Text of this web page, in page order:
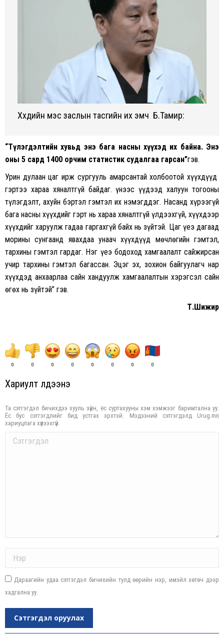
Хүүхдийн мэс заслын тасгийн их эмч Б.Тамир:
“Түлэгдэлтийн хувьд энэ бага насны хүүхэд их байна. Энэ
оны 5 сард 1400 орчим статистик судалгаа гарсан”гэв.
Урин дулаан цаг ирж сургууль амарсантай холбоотой хүүхдүүд
гэртээ хараа хяналтгүй байдаг. Үүнээс үүдээд халуун тогооны
түлэгдэлт, ахуйн бэртэл гэмтэл их нэмэгддэг. Насанд хүрээгүй
бага насны хүүхдийг гэрт нь хараа хяналтгүй үлдээхгүй, хүүхдээр
хүүхдийг харуулж гадаа гаргахгүй байх нь зүйтэй. Цаг үеэ дагаад
морины сунгаанд явахдаа унаач хүүхдүүд мөчлөгийн гэмтэл,
тархины гэмтэл гардаг. Нэг үеэ бодоход хамгаалалт сайжирсан
учир тархины гэмтэл багассан. Эцэг эх, зохион байгуулагч нар
хүүхдэд анхаарлаа сайн хандуулж хамгаалалтын хэрэгсэл сайн
өгөх нь зүйтэй” гэв.
Т.Шижир
0 0 0 0 0 0 0 0
Хариулт үлдээнэ үү
Та сэтгэгдэл бичихдээ хууль зүйн, ёс суртахууны хэм хэмжээг баримтална уу.
Ёс бус сэтгэгдлийг бид устгах эрхтэй. Мэдээний сэтгэгдэлд Urug.mn
хариуцлага хүлээхгүй.
Comment
Дараагийн удаа сэтгэгдэл бичихийн тулд өөрийн нэр, имэйл хөтөч дээр
хадгална уу.
Сэтгэгдэл оруулах